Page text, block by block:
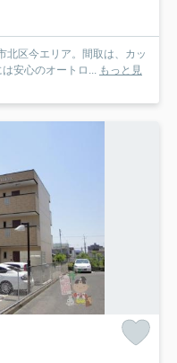
北区今エリア。間取は、カッ
安心のオートロ...
もっと見